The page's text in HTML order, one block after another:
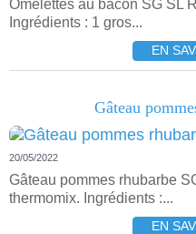
Omelettes au bacon SG SL
Ingrédients : 1 gros...
EN
Gâteau
20/05/2022
Gâteau pommes rhubarbe
thermomix. Ingrédients :...
EN